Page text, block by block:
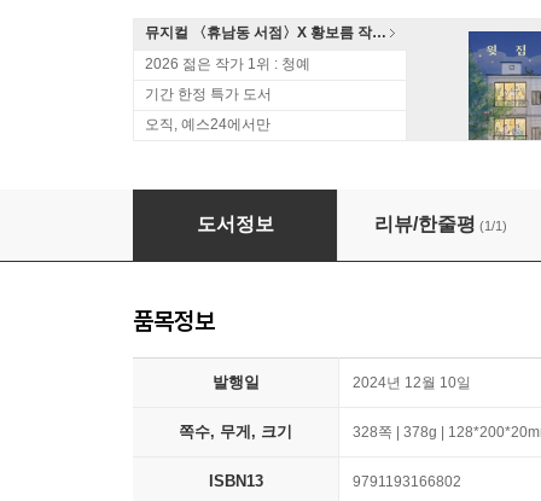
뮤지컬 〈휴남동 서점〉X 황보름 작가 북토크
2026 젊은 작가 1위 : 청예
기간 한정 특가 도서
오직, 예스24에서만
여자 주인공들
도서정보 리뷰/한줄평 (1/1)
품목정보
발행일 2024년 12월 10일
쪽수, 무게, 크기 328쪽 | 378g |
ISBN13 9791193166802